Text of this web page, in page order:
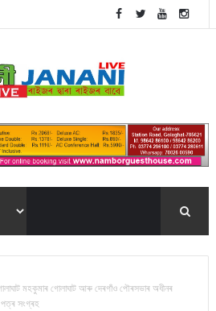
মহকুমাৰ গোলাঘাট আৰু দেৰগাঁও পৌৰসভাৰ অধীনৰ
পত্ৰ সংগ্ৰহ